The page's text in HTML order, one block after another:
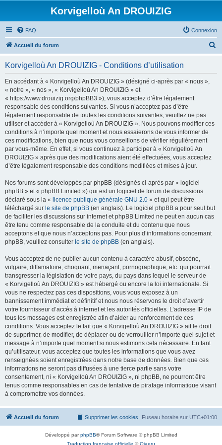
Korvigelloù An DROUIZIG
FAQ Connexion
Accueil du forum
Korvigelloù An DROUIZIG - Conditions d’utilisation
En accédant à « Korvigelloù An DROUIZIG » (désigné ci-après par « nous »,
« notre », « nos », « Korvigelloù An DROUIZIG » et
« https://www.drouizig.org/phpBB3 »), vous acceptez d’être légalement
responsable des conditions suivantes. Si vous n’acceptez pas d’être
légalement responsable de toutes les conditions suivantes, veuillez ne pas
utiliser et accéder à « Korvigelloù An DROUIZIG ». Nous pouvons modifier ces
conditions à n’importe quel moment et nous essaierons de vous informer de
ces modifications, bien que nous vous conseillons de vérifier régulièrement
par vous-même. En effet, si vous continuez à participer à « Korvigelloù An
DROUIZIG » après que des modifications aient été effectuées, vous acceptez
d’être légalement responsable des conditions modifiées et mises à jour.
Nos forums sont développés par phpBB (désignés ci-après par « logiciel
phpBB » et « phpBB Limited ») qui est un logiciel de forum de discussions
déclaré sous la « licence publique générale GNU 2.0 » et qui peut être
téléchargé sur le site de phpBB (en anglais). Le logiciel phpBB a pour seul but
de faciliter les discussions sur internet et phpBB Limited ne peut en aucun cas
être tenu comme responsable de la conduite et du contenu que nous
acceptons et que nous n’acceptons pas. Pour plus d’informations concernant
phpBB, veuillez consulter le site de phpBB (en anglais).
Vous acceptez de ne publier aucun contenu à caractère abusif, obscène,
vulgaire, diffamatoire, choquant, menaçant, pornographique, etc. qui pourrait
transgresser la législation de votre pays, du pays dans lequel le serveur de
« Korvigelloù An DROUIZIG » est hébergé ou encore la loi internationale. Si
vous ne respectez pas ces dispositions, vous vous exposez à un
bannissement immédiat et définitif et nous nous réservons le droit d’avertir
votre fournisseur d’accès à internet et les autorités officielles. L’adresse IP de
tous les messages est enregistrée afin d’aider au renforcement de ces
conditions. Vous acceptez le fait que « Korvigelloù An DROUIZIG » ait le droit
de supprimer, de modifier, de déplacer ou de verrouiller n’importe quel sujet et
message à n’importe quel moment si nous estimons cela nécessaire. En tant
qu’utilisateur, vous acceptez que toutes les informations que vous avez
renseignées soient enregistrées dans notre base de données. Bien que ces
informations ne seront pas diffusées à une tierce partie sans votre
consentement, ni « Korvigelloù An DROUIZIG », ni phpBB, ne pourront être
tenus comme responsables en cas de tentative de piratage informatique visant
à compromettre vos données.
Accueil du forum Fuseau horaire sur UTC+01:00
Supprimer les cookies
Développé parphpBB® Forum Software © phpBB Limited
Traduction française officielle ©Qiaeru